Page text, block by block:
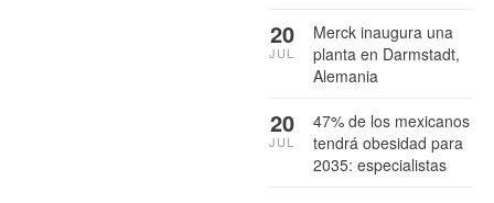
Merck inaugura una
planta en Darmstadt,
Alemania
20
JUL
47% de los mexicanos
tendrá obesidad para
2035: especialistas
20
JUL